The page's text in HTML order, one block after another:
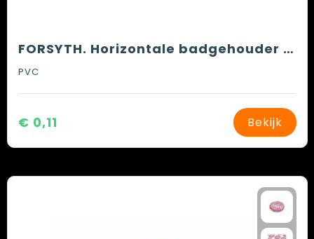
FORSYTH. Horizontale badgehouder van PVC
PVC
€ 0,11 Bekijk